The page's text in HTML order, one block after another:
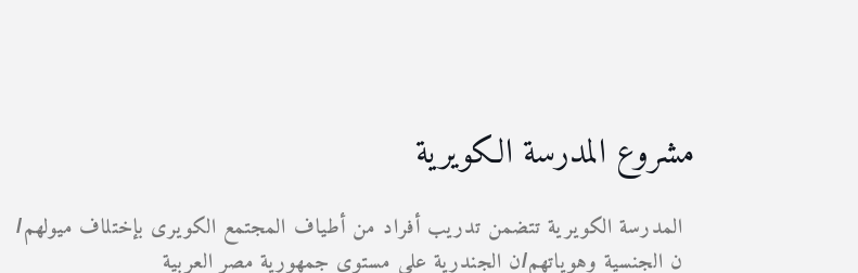
مشروع المدرسة الكويرية
المدرسة الكويرية تتضمن تدريب أفراد من أطياف المجتمع الكويرى بإختلاف ميولهم/
ن الجنسية وهوياتهم/ن الجندرية على مستوى جمهورية مصر العربية